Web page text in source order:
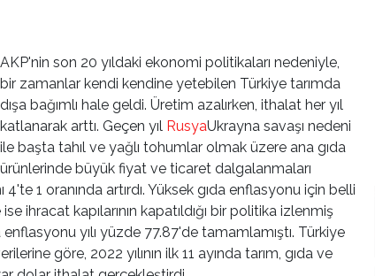
AKP'nin son 20 yıldaki ekonomi politikaları nedeniyle,
bir zamanlar kendi kendine yetebilen Türkiye tarımda
dışa bağımlı hale geldi. Üretim azalırken, ithalat her yıl
katlanarak arttı. Geçen yıl RusyaUkrayna savaşı nedeni
ile başta tahıl ve yağlı tohumlar olmak üzere ana gıda
ürünlerinde büyük fiyat ve ticaret dalgalanmaları
4'te 1 oranında artırdı. Yüksek gıda enflasyonu için belli
ihracat kapılarının kapatıldığı bir politika izlenmiş
yılı yüzde 77.87'de tamamlamıştı. Türkiye
göre, 2022 yılının ilk 11 ayında tarım, gıda ve